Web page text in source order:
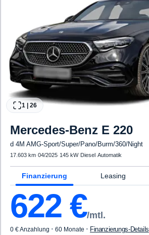
1 26
Mercedes-Benz E 220
d 4M AMG-Sport/Super/Pano/Burm/360/Night
17.603 km·04/2025· 145 kW· Diesel·Automatik
Finanzierung Leasing
622 €/mtl.
0 € Anzahlung · 60 Monate · Finanzierungs-Details